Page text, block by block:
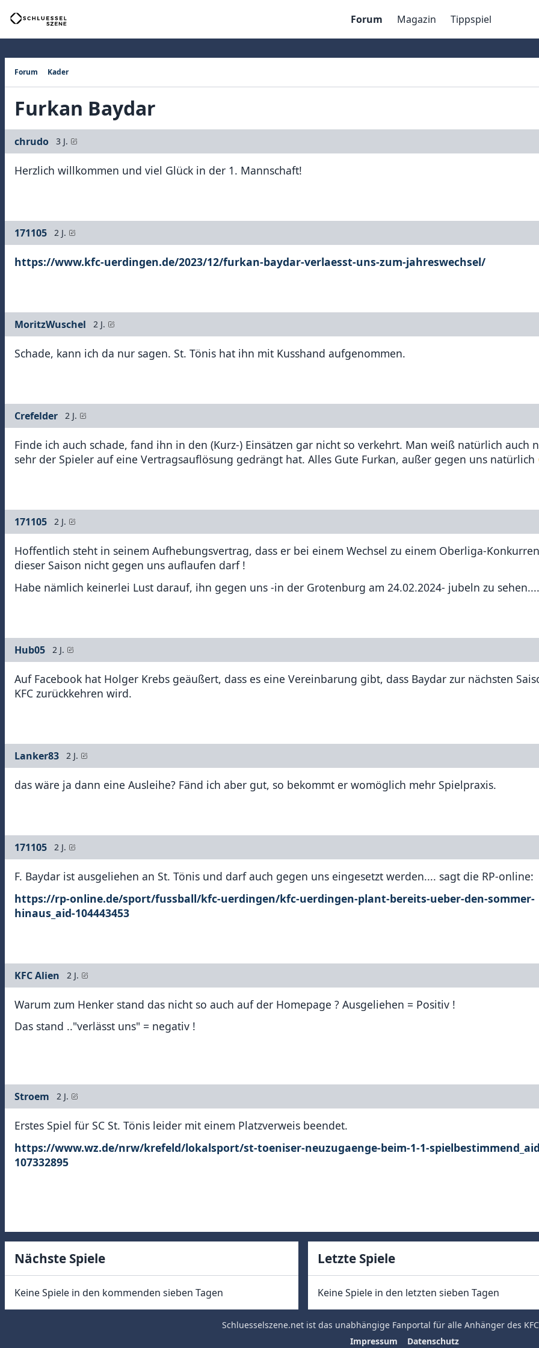
Forum Magazin Tippspiel
Forum Kader
Furkan Baydar
chrudo 3 J.
Herzlich willkommen und viel Glück in der 1. Mannschaft!
171105 2 J.
https://www.kfc-uerdingen.de/2023/12/furkan-baydar-verlaesst-uns-zum-jahreswechsel/
MoritzWuschel 2 J.
Schade, kann ich da nur sagen. St. Tönis hat ihn mit Kusshand aufgenommen.
Crefelder 2 J.
Finde ich auch schade, fand ihn in den (Kurz-) Einsätzen gar nicht so verkehrt. Man weiß natürlich auch
sehr der Spieler auf eine Vertragsauflösung gedrängt hat. Alles Gute Furkan, außer gegen uns
171105 2 J.
Hoffentlich steht in seinem Aufhebungsvertrag, dass er bei einem Wechsel zu einem Oberliga-
dieser Saison nicht gegen uns auflaufen darf !
Habe nämlich keinerlei Lust darauf, ihn gegen uns -in der Grotenburg am 24.02.2024- jubeln zu sehen....
Hub05 2 J.
Auf Facebook hat Holger Krebs geäußert, dass es eine Vereinbarung gibt, dass Baydar zur nächsten
KFC zurückkehren wird.
Lanker83 2 J.
das wäre ja dann eine Ausleihe? Fänd ich aber gut, so bekommt er womöglich mehr Spielpraxis.
171105 2 J.
F. Baydar ist ausgeliehen an St. Tönis und darf auch gegen uns eingesetzt werden.... sagt die RP-online:
https://rp-online.de/sport/fussball/kfc-uerdingen/kfc-uerdingen-plant-bereits-ueber-den-sommer-
hinaus_aid-104443453
KFC Alien 2 J.
Warum zum Henker stand das nicht so auch auf der Homepage ? Ausgeliehen = Positiv !
Das stand .."verlässt uns" = negativ !
Stroem 2 J.
Erstes Spiel für SC St. Tönis leider mit einem Platzverweis beendet.
https://www.wz.de/nrw/krefeld/lokalsport/st-toeniser-neuzugaenge-beim-1-1-
107332895
Nächste Spiele
Keine Spiele in den kommenden sieben Tagen
Letzte Spiele
Keine Spiele in den letzten sieben Tagen
Schluesselszene.netist das unabhängige Fanportal für alle Anhänger des
Impressum
Datenschutz